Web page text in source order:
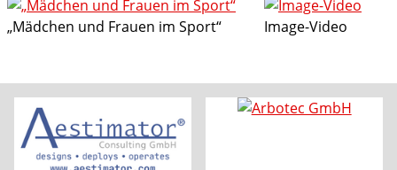
„Mädchen und Frauen im Sport“ Image-Video